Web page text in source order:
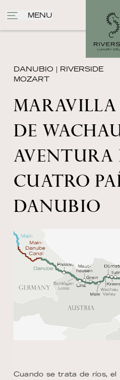
MENU
DANUBIO | RIVERSIDE
MOZART
MARAVILLA
DE
AVENTURA
CUATRO
DANUBIO
Cuando se trata de ríos, el